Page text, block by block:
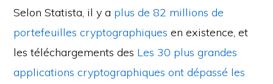
Selon Statista, il y a plus de 82 millions de
portefeuilles cryptographiques en existence, et
les téléchargements des Les 30 plus grandes
applications cryptographiques ont dépassé les